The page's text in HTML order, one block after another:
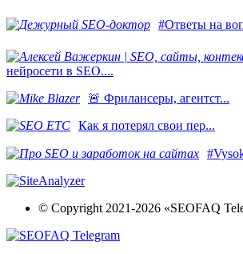
#Ответы на
нейросети в SEO....
​🚨 Фрилансеры, агентст...
Как я потерял свои пер...
© Copyright 2021-2026 «SEOFAQ